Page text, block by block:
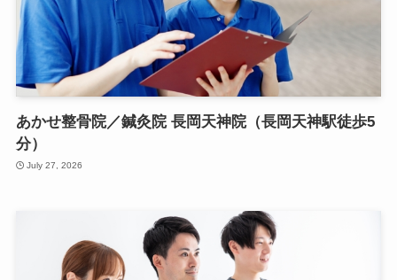
あかせ整骨院／鍼灸院 長岡天神院（長岡天神駅徒歩5
分）
July 27, 2026